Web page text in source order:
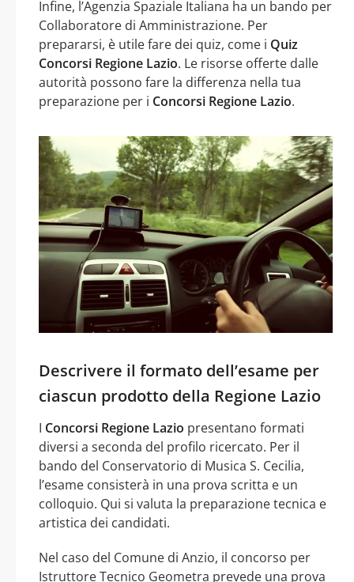
Infine, l’Agenzia Spaziale Italiana ha un bando per
Collaboratore di Amministrazione. Per
prepararsi, è utile fare dei quiz, come i Quiz
Concorsi Regione Lazio. Le risorse offerte dalle
autorità possono fare la differenza nella tua
preparazione per i Concorsi Regione Lazio.
Descrivere il formato dell’esame per
ciascun prodotto della Regione Lazio
I Concorsi Regione Lazio presentano formati
diversi a seconda del profilo ricercato. Per il
bando del Conservatorio di Musica S. Cecilia,
l’esame consisterà in una prova scritta e un
colloquio. Qui si valuta la preparazione tecnica e
artistica dei candidati.
Nel caso del Comune di Anzio, il concorso per
Istruttore Tecnico Geometra prevede una prova